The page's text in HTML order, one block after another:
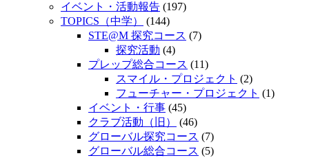
イベント・活動報告 (197)
TOPICS（中学）
(144)
STE@M 探究コース (7)
探究活動 (4)
プレップ総合コース (11)
スマイル・プロジェクト (2)
フューチャー・プロジェクト (1)
イベント・行事 (45)
クラブ活動（旧）
(46)
グローバル探究コース (7)
グローバル総合コース (5)